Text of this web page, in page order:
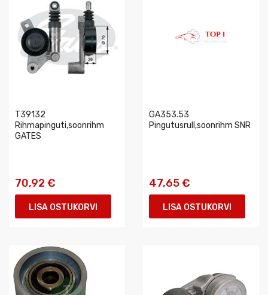
T39132
Rihmapinguti,soonrihm
GATES
70,92 €
LISA OSTUKORVI
GA353.53
Pingutusrull,soonrihm SNR
47,65 €
LISA OSTUKORVI